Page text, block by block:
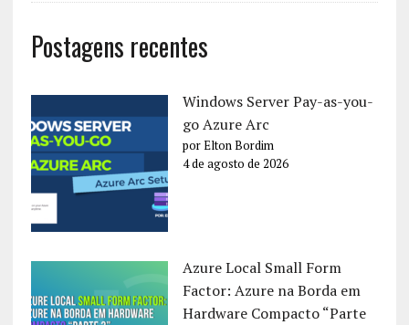
Postagens recentes
Windows Server Pay-as-you-
go Azure Arc
por Elton Bordim
4 de agosto de 2026
Azure Local Small Form
Factor: Azure na Borda em
Hardware Compacto “Parte